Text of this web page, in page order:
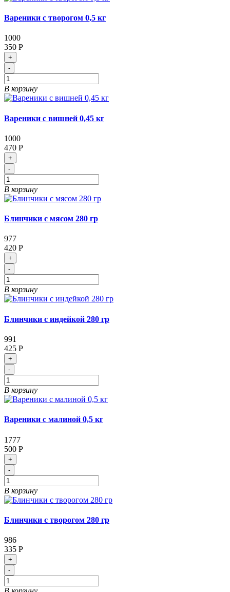
Вареники с творогом 0,5 кг
1000
350 Р
+
-
В корзину
Вареники с вишней 0,45 кг
1000
470 Р
+
-
В корзину
Блинчики с мясом 280 гр
977
420 Р
+
-
В корзину
Блинчики с индейкой 280 гр
991
425 Р
+
-
В корзину
Вареники с малиной 0,5 кг
1777
500 Р
+
-
В корзину
Блинчики с творогом 280 гр
986
335 Р
+
-